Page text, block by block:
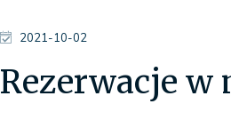
2021-10-02
Rezerwacje w